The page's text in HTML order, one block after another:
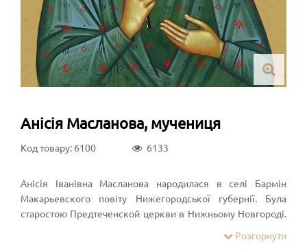
Анісія Масланова, мучениця
Код товару: 6100 6133
Анісія Іванівна Масланова народилася в селі Бармін
Макарьевского повіту Нижегородської губернії. Була
старостою Предтеченской церкви в Нижньому Новгороді.
контрреволюційній церковної повстанської організації.
Розгорнути